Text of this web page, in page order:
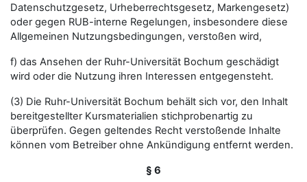
Datenschutzgesetz, Urheberrechtsgesetz, Markengesetz)
oder gegen RUB-interne Regelungen, insbesondere diese
Allgemeinen Nutzungsbedingungen, verstoßen wird,
f) das Ansehen der Ruhr-Universität Bochum geschädigt
wird oder die Nutzung ihren Interessen entgegensteht.
(3) Die Ruhr-Universität Bochum behält sich vor, den Inhalt
bereitgestellter Kursmaterialien stichprobenartig zu
überprüfen. Gegen geltendes Recht verstoßende Inhalte
können vom Betreiber ohne Ankündigung entfernt werden.
§ 6